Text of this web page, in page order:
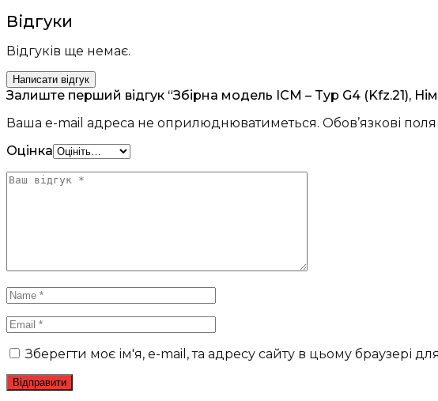
Відгуки
Відгуків ще немає.
Написати відгук
Залиште перший відгук “Збірна модель ICM – Typ G4 (Kfz.21),
Ваша e-mail адреса не оприлюднюватиметься. Обов’язкові
Оцінка
Зберегти моє ім'я, e-mail, та адресу сайту в цьому браузері